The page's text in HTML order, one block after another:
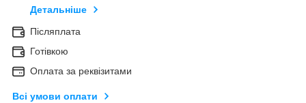
Детальніше
Післяплата
Готівкою
Оплата за реквізитами
Всі умови оплати